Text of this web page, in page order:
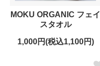
MOKU ORGANIC フェイ
スタオル
1,000円(税込1,100円)